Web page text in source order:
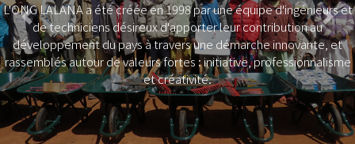
L'ONG LALANA a été créée en 1998 par une équipe d'ingénieurs et
de techniciens désireux d'apporter leur contribution au
développement du pays à travers une démarche innovante, et
rassemblés autour de valeurs fortes : initiative, professionnalisme
et créativité.
Previous Next